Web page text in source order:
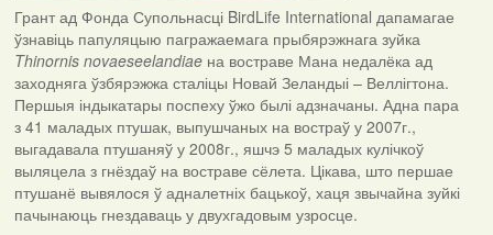
Грант ад Фонда Супольнасці BirdLife International дапамагае
ўзнавіць папуляцыю пагражаемага прыбярэжнага зуйка
Thinornis novaeseelandiaeна востраве Мана недалёка ад
заходняга ўзбярэжжа сталіцы Новай Зеландыі – Веллігтона.
Першыя індыкатары поспеху ўжо былі адзначаны. Адна пара
з 41 маладых птушак, выпушчаных на востраў у 2007г.,
выгадавала птушаняў у 2008г., яшчэ 5 маладых кулічкоў
выляцела з гнёздаў на востраве сёлета. Цікава, што першае
птушанё вывялося ў адналетніх бацькоў, хаця звычайна зуйкі
пачынаюць гнездаваць у двухгадовым узросце.